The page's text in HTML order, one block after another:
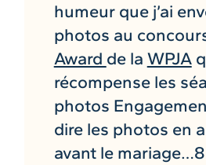
humeur que j’ai
photos au
Award de la WPJA
récompense les
photos
dire les photos en
avant le